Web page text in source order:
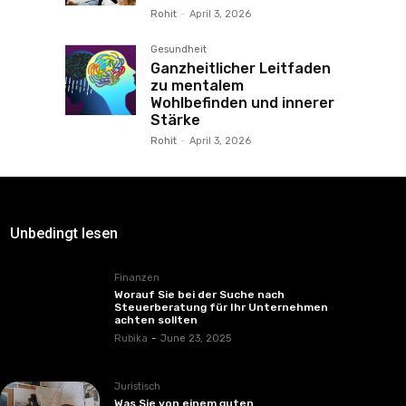
Rohit - April 3, 2026
Gesundheit
Ganzheitlicher Leitfaden
zu mentalem
Wohlbefinden und innerer
Stärke
Rohit - April 3, 2026
Unbedingt lesen
Finanzen
Worauf Sie bei der Suche nach
Steuerberatung für Ihr Unternehmen
achten sollten
Rubika - June 23, 2025
Juristisch
Was Sie von einem guten